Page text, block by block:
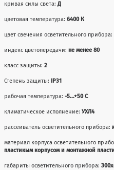
кривая силы света:Д
цветовая температура:6400 К
цвет свечения осветительного прибора:
индекс цветопередачи:не менее 80
класс защиты:2
Степень защиты: IP31
рабочая температура:-5...+50 С
климатическое исполнение:УХЛ4
рассеиватель осветительного прибора:
материал корпуса осветительного
пластикым корпусом и монтажной
габариты осветительного прибора: